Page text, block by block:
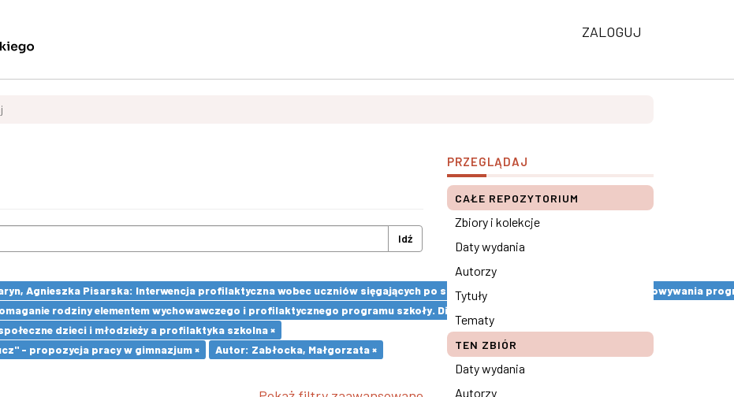
ZALOGUJ
Idź
Agnieszka Pisarska: Interwencja profilaktyczna wobec uczniów sięgających po substancje psychoaktywne. Etapy opracowywania
rodziny elementem wychowawczego i profilaktycznego programu szkoły. Diagnoza środowiska rodzinnego ×
dzieci i młodzieży a profilaktyka szkolna ×
- propozycja pracy w gimnazjum ×
Autor: Zabłocka, Małgorzata ×
PRZEGLĄDAJ
CAŁE REPOZYTORIUM
Zbiory i kolekcje
Daty wydania
Autorzy
Tytuły
Tematy
TEN ZBIÓR
Daty wydania
Autorzy